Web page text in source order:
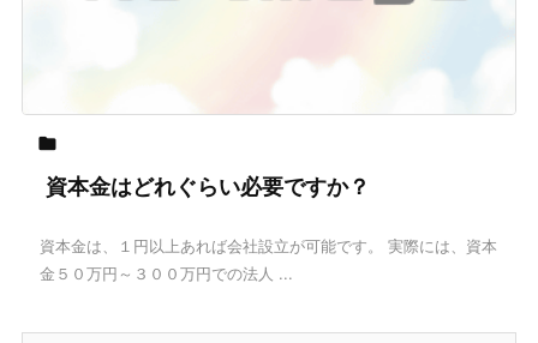

資本金はどれぐらい必要ですか？
資本金は、１円以上あれば会社設立が可能です。 実際には、資本
金５０万円～３００万円での法人 ...